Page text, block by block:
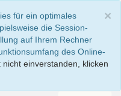
×
für ein optimales
die Session-
auf Ihrem Rechner
des Online-
nicht einverstanden, klicken